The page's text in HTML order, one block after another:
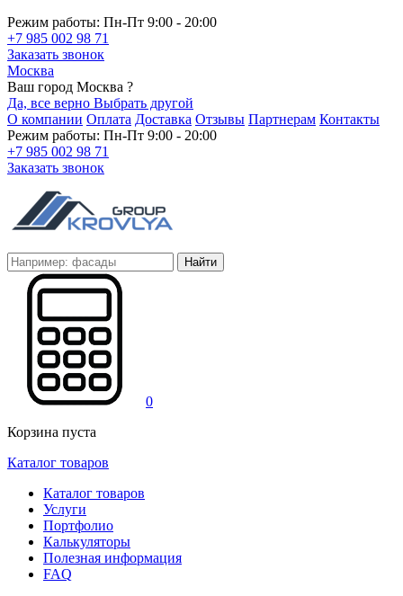
Режим работы: Пн-Пт 9:00 - 20:00
+7 985 002 98 71
Заказать звонок
Москва
Ваш город Москва ?
Да, все верно Выбрать другой
О компании Оплата Доставка Отзывы Партнерам Контакты
Режим работы: Пн-Пт 9:00 - 20:00
+7 985 002 98 71
Заказать звонок
Найти
0
Корзина пуста
Каталог товаров
Каталог товаров
Услуги
Портфолио
Калькуляторы
Полезная информация
FAQ